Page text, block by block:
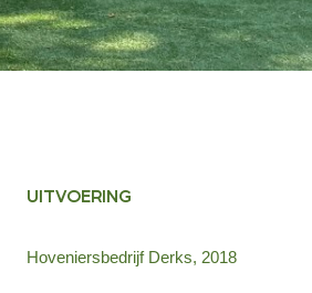
UITVOERING
Hoveniersbedrijf Derks, 2018